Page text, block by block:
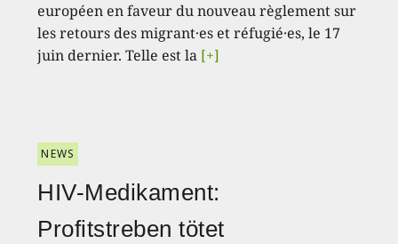
européen en faveur du nouveau règlement sur
les retours des migrant·es et réfugié·es, le 17
juin dernier. Telle est la [+]
NEWS
HIV-Medikament:
Profitstreben tötet